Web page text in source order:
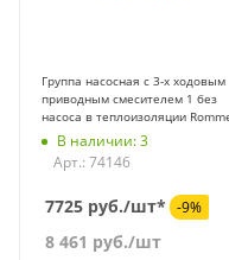
Группа насосная с 3-х ходовым
приводным смесителем 1 без
насоса в теплоизоляции
В наличии: 3
Арт.: 74146
7725 руб./шт* -9%
8 461 руб./шт